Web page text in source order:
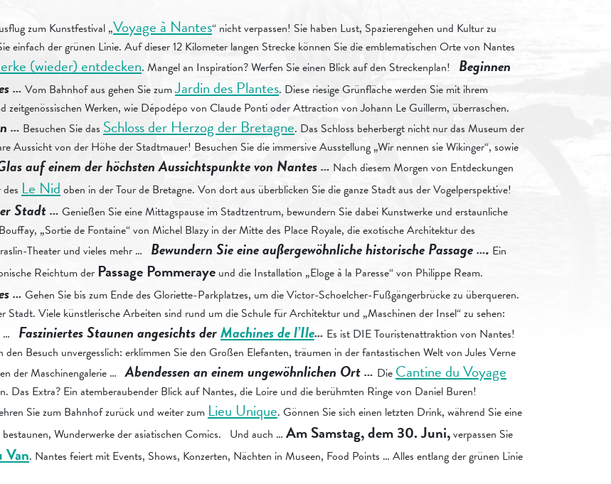
zum Kunstfestival „Voyage à Nantes“ nicht verpassen! Sie haben Lust, Spazierengehen und Kultur zu
einfach der grünen Linie. Auf dieser 12 Kilometer langen Strecke können Sie die emblematischen Orte von Nantes
(wieder) entdecken. Mangel an Inspiration? Werfen Sie einen Blick auf den Streckenplan! Beginnen
… Vom Bahnhof aus gehen Sie zumJardin des Plantes. Diese riesige Grünfläche werden Sie mit ihrem
zeitgenössischen Werken, wie Dépodépo von Claude Ponti oder Attraction von Johann Le Guillerm, überraschen.
… Besuchen Sie das Schloss der Herzog der Bretagne. Das Schloss beherbergt nicht nur das Museum der
Aussicht von der Höhe der Stadtmauer! Besuchen Sie die immersive Ausstellung „Wir nennen sie Wikinger“, sowie
auf einem der höchsten Aussichtspunkte von Nantes … Nach diesem Morgen von Entdeckungen
Le Nid oben in der Tour de Bretagne. Von dort aus überblicken Sie die ganze Stadt aus der Vogelperspektive!
Stadt … Genießen Sie eine Mittagspause im Stadtzentrum, bewundern Sie dabei Kunstwerke und erstaunliche
„Sortie de Fontaine“ von Michel Blazy in der Mitte des Place Royale, die exotische Architektur des
Theater und vieles mehr … Bewundern Sie eine außergewöhnliche historische Passage …. Ein
Reichtum der Passage Pommeraye und die Installation „Eloge à la Paresse“ von Philippe Ream.
… Gehen Sie bis zum Ende des Gloriette-Parkplatzes, um die Victor-Schoelcher-Fußgängerbrücke zu überqueren.
Viele künstlerische Arbeiten sind rund um die Schule für Architektur und „Maschinen der Insel“ zu sehen:
… Fasziniertes Staunen angesichts derMachines de l’Ile… Es ist DIE Touristenattraktion von Nantes!
Besuch unvergesslich: erklimmen Sie den Großen Elefanten, träumen in der fantastischen Welt von Jules Verne
der Maschinengalerie …Abendessen an einem ungewöhnlichen Ort … Die Cantine du Voyage
Das Extra? Ein atemberaubender Blick auf Nantes, die Loire und die berühmten Ringe von Daniel Buren!
Sie zum Bahnhof zurück und weiter zum Lieu Unique. Gönnen Sie sich einen letzten Drink, während Sie eine
Wunderwerke der asiatischen Comics. Und auch … Am Samstag, dem 30. Juni,verpassen Sie
. Nantes feiert mit Events, Shows, Konzerten, Nächten in Museen, Food Points … Alles entlang der grünen Linie